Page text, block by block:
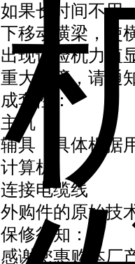
如果长时间不用
下移动横梁，使
出现试验机力值
重大故障，请通
成套性：
主
辅具（具体
计
连接
外购件的原始技
保修须知：
感谢您惠购本厂